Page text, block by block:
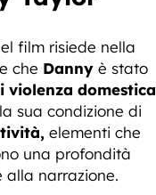
film risiede nella
che Danny è stato
violenza domestica
sua condizione di
elementi che
una profondità
alla narrazione.